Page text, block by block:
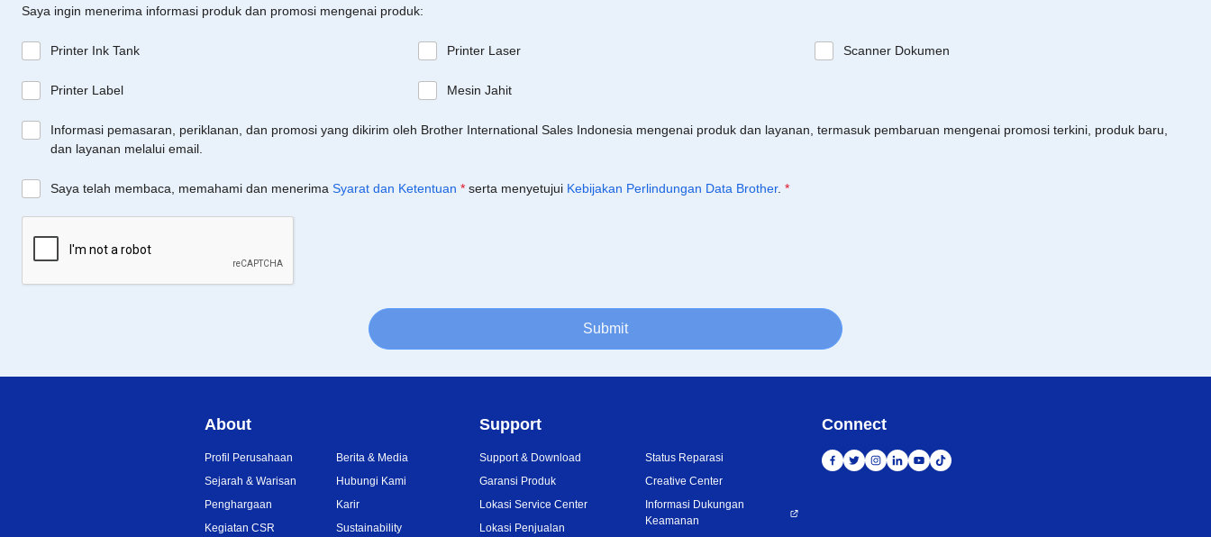
Saya ingin menerima informasi produk dan promosi mengenai produk:
Printer Ink Tank Printer Laser Scanner Dokumen
Printer Label Mesin Jahit
Informasi pemasaran, periklanan, dan promosi yang dikirim oleh Brother International Sales Indonesia mengenai produk dan layanan, termasuk pembaruan mengenai promosi terkini, produk baru,
dan layanan melalui email.
Saya telah membaca, memahami dan menerima Syarat dan Ketentuan * serta menyetujui Kebijakan Perlindungan Data Brother. *
Submit
About
Profil Perusahaan
Sejarah & Warisan
Penghargaan
Kegiatan CSR
Berita & Media
Hubungi Kami
Karir
Sustainability
Support
Support & Download
Garansi Produk
Lokasi Service Center
Lokasi Penjualan
Status Reparasi
Creative Center
Informasi Dukungan
Keamanan
Connect